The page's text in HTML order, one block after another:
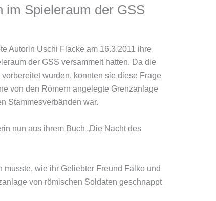
im Spieleraum der GSS
Autorin Uschi Flacke am 16.3.2011 ihre
der GSS versammelt hatten. Da die
wurden, konnten sie diese Frage
von den Römern angelegte Grenzanlage
Stammesverbänden war.
nun aus ihrem Buch „Die Nacht des
wie ihr Geliebter Freund Falko und
von römischen Soldaten geschnappt